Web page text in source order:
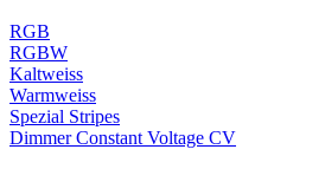
RGB
RGBW
Kaltweiss
Warmweiss
Spezial Stripes
Dimmer Constant Voltage CV